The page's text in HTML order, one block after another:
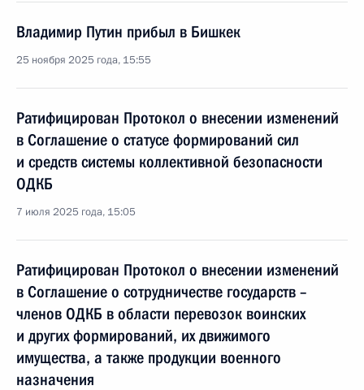
Владимир Путин прибыл в Бишкек
25 ноября 2025 года, 15:55
Ратифицирован Протокол о внесении изменений
в Соглашение о статусе формирований сил
и средств системы коллективной безопасности
ОДКБ
7 июля 2025 года, 15:05
Ратифицирован Протокол о внесении изменений
в Соглашение о сотрудничестве государств –
членов ОДКБ в области перевозок воинских
и других формирований, их движимого
имущества, а также продукции военного
назначения